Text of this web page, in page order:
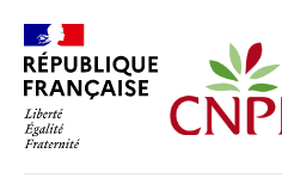
contenu
principal